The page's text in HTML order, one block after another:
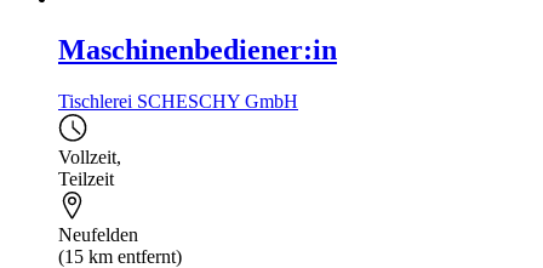
Maschinenbediener:in
Tischlerei SCHESCHY GmbH
Vollzeit,
Teilzeit
Neufelden
(15 km entfernt)